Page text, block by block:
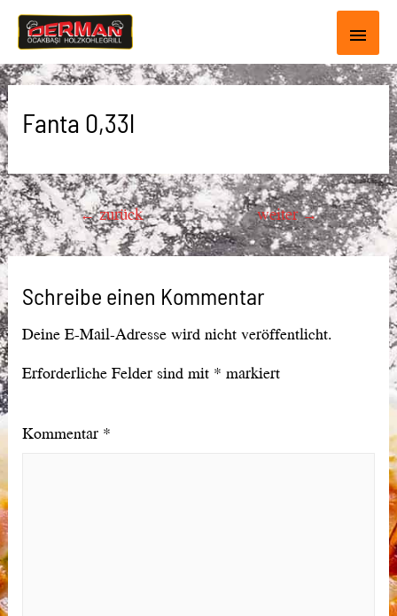
Fanta 0,33l
Beitragsnavigation
←zurück weiter→
Schreibe einen Kommentar
Deine E-Mail-Adresse wird nicht veröffentlicht.
Erforderliche Felder sind mit * markiert
Kommentar *